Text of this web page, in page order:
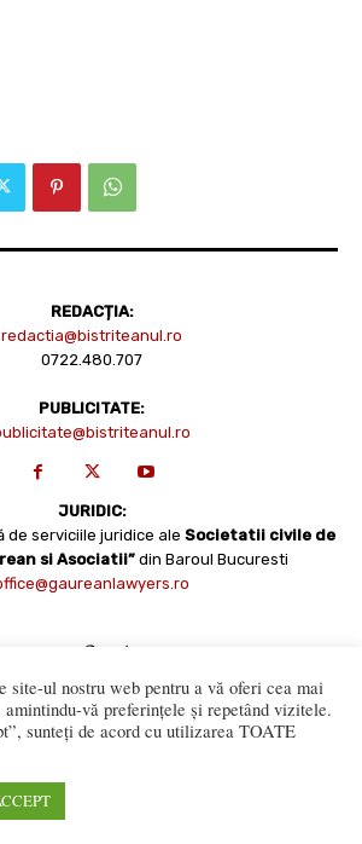
REDACȚIA:
redactia@bistriteanul.ro
0722.480.707
PUBLICITATE:
JURIDIC:
de serviciile juridice ale Societatii civile de
si Asociatii” din Baroul Bucuresti
al Bistriteanul.Ro. © Copyright 2008 -
2021 Bistrițeanul.ro
site-ul nostru web pentru a vă oferi cea mai
amintindu-vă preferințele și repetând vizitele.
sunteți de acord cu utilizarea TOATE